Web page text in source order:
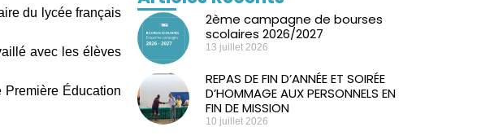
du lycée français
avec les élèves
Première Éducation
2ème campagne de bourses
scolaires 2026/2027
13 juillet 2026
REPAS DE FIN D’ANNÉE ET SOIRÉE
D’HOMMAGE AUX PERSONNELS EN
FIN DE MISSION
10 juillet 2026